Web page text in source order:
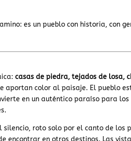
es un pueblo con historia, con
casas de piedra, tejados de losa,
aportan color al paisaje. El pueblo
en un auténtico paraíso para
silencio, roto solo por el canto de los
encontrar en otros destinos. Las